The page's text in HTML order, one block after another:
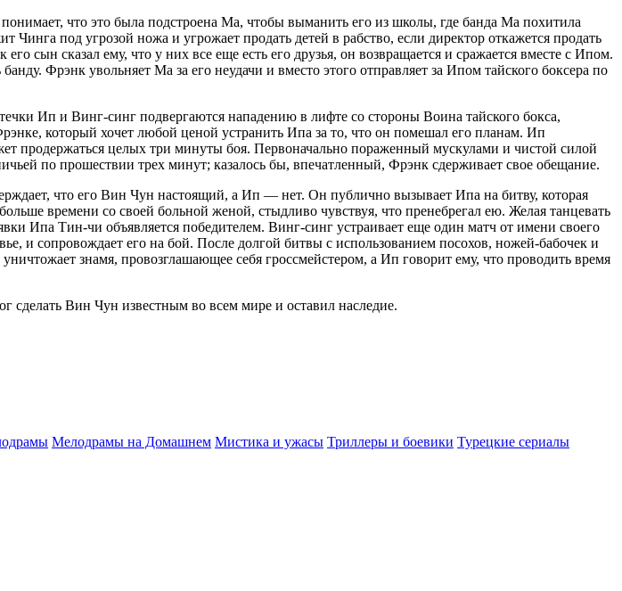
что это была подстроена Ма, чтобы выманить его из школы, где банда Ма похитила
под угрозой ножа и угрожает продать детей в рабство, если директор откажется продать
сын сказал ему, что у них все еще есть его друзья, он возвращается и сражается вместе с Ипом.
Фрэнк увольняет Ма за его неудачи и вместо этого отправляет за Ипом тайского боксера по
Ип и Винг-синг подвергаются нападению в лифте со стороны Воина тайского бокса,
который хочет любой ценой устранить Ипа за то, что он помешал его планам. Ип
продержаться целых три минуты боя. Первоначально пораженный мускулами и чистой силой
по прошествии трех минут; казалось бы, впечатленный, Фрэнк сдерживает свое обещание.
что его Вин Чун настоящий, а Ип — нет. Он публично вызывает Ипа на битву, которая
времени со своей больной женой, стыдливо чувствуя, что пренебрегал ею. Желая танцевать
Ипа Тин-чи объявляется победителем. Винг-синг устраивает еще один матч от имени своего
и сопровождает его на бой. После долгой битвы с использованием посохов, ножей-бабочек и
знамя, провозглашающее себя гроссмейстером, а Ип говорит ему, что проводить время
сделать Вин Чун известным во всем мире и оставил наследие.
Мелодрамы на Домашнем Мистика и ужасы Триллеры и боевики Турецкие сериалы